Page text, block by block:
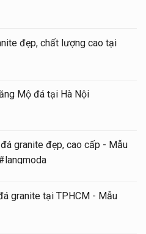
đẹp, chất lượng cao tại
Mộ đá tại Hà Nội
granite đẹp, cao cấp - Mẫu
granite tại TPHCM - Mẫu